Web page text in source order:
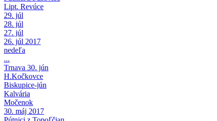
Lipt. Revúce
29. júl
28. júl
27. júl
26. júl 2017
nedeľa
...
Trnava 30. jún
H.Kočkovce
Biskupice-jún
Kalvária
Močenok
30. máj 2017